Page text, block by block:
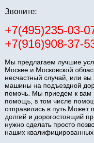
Звоните:
+7(495)235-03-
+7(916)908-37-
Мы предлагаем лучшие
Москве и Московской
несчастный случай, или вы
машины на подъездной
помочь. Мы приедем к вам
помощь, в том числе
отправились в путь.Может
долгий и дорогостоящий
нужно сделать просто
наших квалифицированных